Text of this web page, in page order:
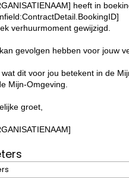
heeft in
verhuurmoment gewijzigd.
gevolgen hebben voor jouw
wat dit voor jou betekent in de
Mijn-Omgeving.
groet,